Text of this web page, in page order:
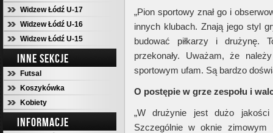
Widzew Łódź U-17
Widzew Łódź U-16
Widzew Łódź U-15
INNE SEKCJE
Futsal
Koszykówka
Kobiety
INFORMACJE
„Pion sportowy znał go i
innych klubach. Znają jego styl
budować piłkarzy i drużynę.
przekonały. Uważam, że
sportowym ufam. Są bardzo
O postępie w grze zespołu i
„W drużynie jest dużo
Szczególnie w oknie zimowym